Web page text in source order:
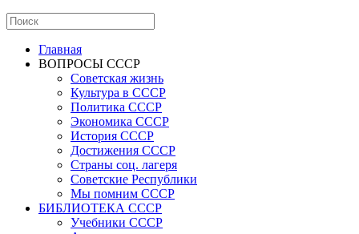
Главная
ВОПРОСЫ СССР
Советская жизнь
Культура в СССР
Политика СССР
Экономика СССР
История СССР
Достижения СССР
Страны соц. лагеря
Советские Республики
Мы помним СССР
БИБЛИОТЕКА СССР
Учебники СССР